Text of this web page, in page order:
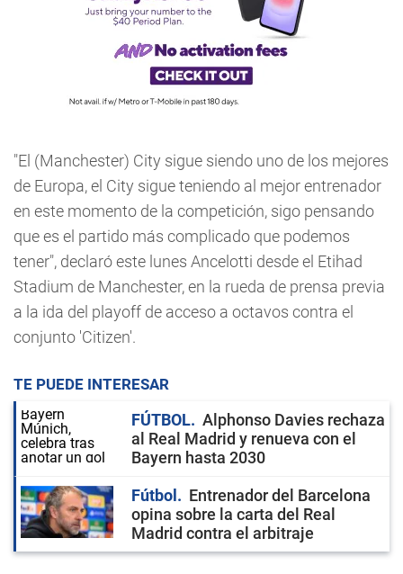
"El (Manchester) City sigue siendo uno de los mejores
de Europa, el City sigue teniendo al mejor entrenador
en este momento de la competición, sigo pensando
que es el partido más complicado que podemos
tener", declaró este lunes Ancelotti desde el Etihad
Stadium de Manchester, en la rueda de prensa previa
a la ida del playoff de acceso a octavos contra el
conjunto 'Citizen'.
TE PUEDE INTERESAR
FÚTBOL
Alphonso Davies rechaza
al Real Madrid y renueva con el
Bayern hasta 2030
Fútbol
Entrenador del Barcelona
opina sobre la carta del Real
Madrid contra el arbitraje